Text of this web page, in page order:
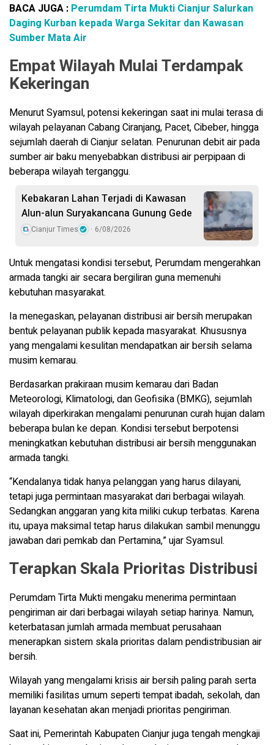
BACA JUGA : Perumdam Tirta Mukti Cianjur Salurkan
Daging Kurban kepada Warga Sekitar dan Kawasan
Sumber Mata Air
Empat Wilayah Mulai Terdampak
Kekeringan
Menurut Syamsul, potensi kekeringan saat ini mulai terasa di
wilayah pelayanan Cabang Ciranjang, Pacet, Cibeber, hingga
sejumlah daerah di Cianjur selatan. Penurunan debit air pada
sumber air baku menyebabkan distribusi air perpipaan di
beberapa wilayah terganggu.
Kebakaran Lahan Terjadi di Kawasan
Alun-alun Suryakancana Gunung Gede
Cianjur Times 6/08/2026
Untuk mengatasi kondisi tersebut, Perumdam mengerahkan
armada tangki air secara bergiliran guna memenuhi
kebutuhan masyarakat.
Ia menegaskan, pelayanan distribusi air bersih merupakan
bentuk pelayanan publik kepada masyarakat. Khususnya
yang mengalami kesulitan mendapatkan air bersih selama
musim kemarau.
Berdasarkan prakiraan musim kemarau dari Badan
Meteorologi, Klimatologi, dan Geofisika (BMKG), sejumlah
wilayah diperkirakan mengalami penurunan curah hujan dalam
beberapa bulan ke depan. Kondisi tersebut berpotensi
meningkatkan kebutuhan distribusi air bersih menggunakan
armada tangki.
“Kendalanya tidak hanya pelanggan yang harus dilayani,
tetapi juga permintaan masyarakat dari berbagai wilayah.
Sedangkan anggaran yang kita miliki cukup terbatas. Karena
itu, upaya maksimal tetap harus dilakukan sambil menunggu
jawaban dari pemkab dan Pertamina,” ujar Syamsul.
Terapkan Skala Prioritas Distribusi
Perumdam Tirta Mukti mengaku menerima permintaan
pengiriman air dari berbagai wilayah setiap harinya. Namun,
keterbatasan jumlah armada membuat perusahaan
menerapkan sistem skala prioritas dalam pendistribusian air
bersih.
Wilayah yang mengalami krisis air bersih paling parah serta
memiliki fasilitas umum seperti tempat ibadah, sekolah, dan
layanan kesehatan akan menjadi prioritas pengiriman.
Saat ini, Pemerintah Kabupaten Cianjur juga tengah mengkaji